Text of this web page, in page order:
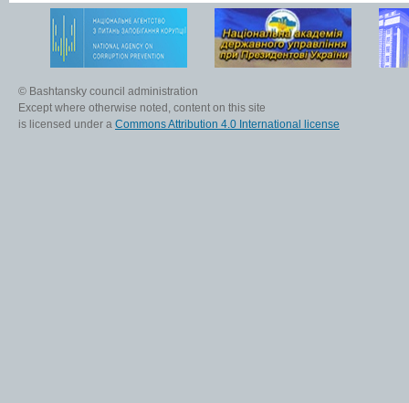
© Bashtansky council administration
Except where otherwise noted, content on this site
is licensed under a Commons Attribution 4.0 International license